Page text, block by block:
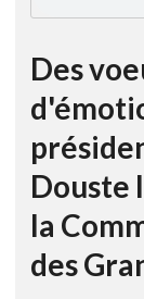
Des
Douste
la
des